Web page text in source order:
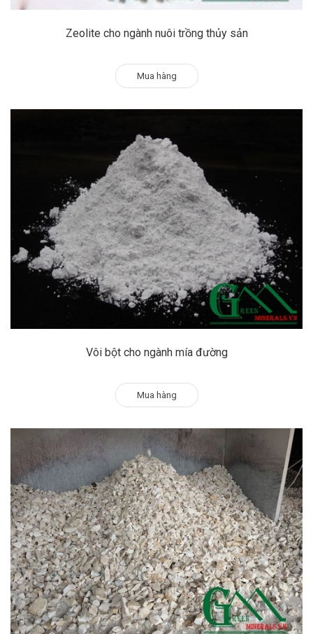
Zeolite cho ngành nuôi trồng thủy sản
Mua hàng
Vôi bột cho ngành mía đường
Mua hàng